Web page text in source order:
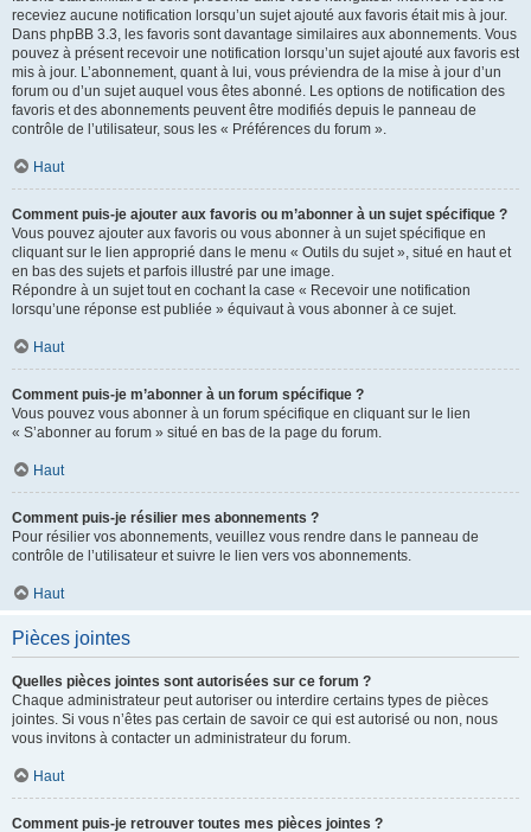
receviez aucune notification lorsqu’un sujet ajouté aux favoris était mis à jour.
Dans phpBB 3.3, les favoris sont davantage similaires aux abonnements. Vous
pouvez à présent recevoir une notification lorsqu’un sujet ajouté aux favoris est
mis à jour. L’abonnement, quant à lui, vous préviendra de la mise à jour d’un
forum ou d’un sujet auquel vous êtes abonné. Les options de notification des
favoris et des abonnements peuvent être modifiés depuis le panneau de
contrôle de l’utilisateur, sous les « Préférences du forum ».
Haut
Comment puis-je ajouter aux favoris ou m’abonner à un sujet spécifique ?
Vous pouvez ajouter aux favoris ou vous abonner à un sujet spécifique en
cliquant sur le lien approprié dans le menu « Outils du sujet », situé en haut et
en bas des sujets et parfois illustré par une image.
Répondre à un sujet tout en cochant la case « Recevoir une notification
lorsqu’une réponse est publiée » équivaut à vous abonner à ce sujet.
Haut
Comment puis-je m’abonner à un forum spécifique ?
Vous pouvez vous abonner à un forum spécifique en cliquant sur le lien
« S’abonner au forum » situé en bas de la page du forum.
Haut
Comment puis-je résilier mes abonnements ?
Pour résilier vos abonnements, veuillez vous rendre dans le panneau de
contrôle de l’utilisateur et suivre le lien vers vos abonnements.
Haut
Pièces jointes
Quelles pièces jointes sont autorisées sur ce forum ?
Chaque administrateur peut autoriser ou interdire certains types de pièces
jointes. Si vous n’êtes pas certain de savoir ce qui est autorisé ou non, nous
vous invitons à contacter un administrateur du forum.
Haut
Comment puis-je retrouver toutes mes pièces jointes ?